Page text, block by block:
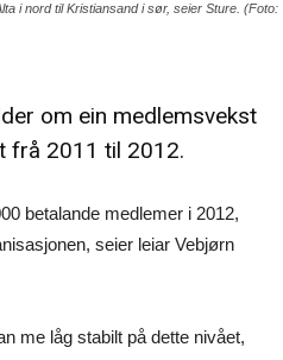
i nord til Kristiansand i sør, seier Sture. (Foto:
om ein medlemsvekst
frå 2011 til 2012.
betalande medlemer i 2012,
seier leiar Vebjørn
me låg stabilt på dette nivået,